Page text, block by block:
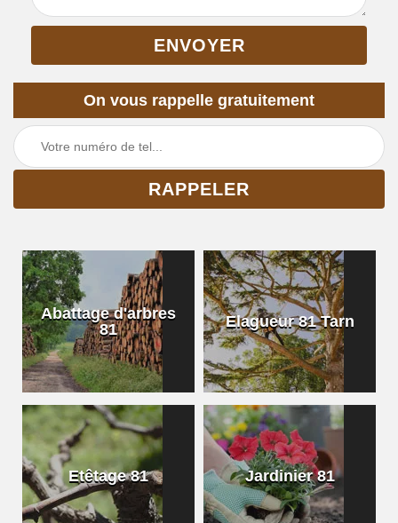
On vous rappelle gratuitement
Abattage d'arbres
81
Elagueur 81 Tarn
Etêtage 81 Jardinier 81